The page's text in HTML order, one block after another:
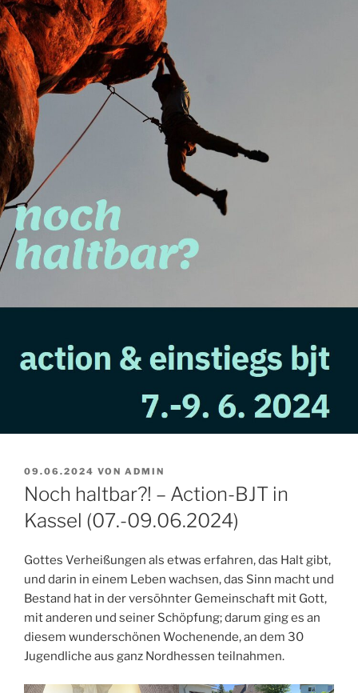
VERÖFFENTLICHT
AM
09.06.2024 VON ADMIN
Noch haltbar?! – Action-BJT in
Kassel (07.-09.06.2024)
Gottes Verheißungen als etwas erfahren, das Halt gibt,
und darin in einem Leben wachsen, das Sinn macht und
Bestand hat in der versöhnter Gemeinschaft mit Gott,
mit anderen und seiner Schöpfung; darum ging es an
diesem wunderschönen Wochenende, an dem 30
Jugendliche aus ganz Nordhessen teilnahmen.